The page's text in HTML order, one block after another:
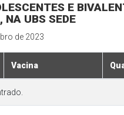
E
UBS SEDE
de 2023
Vacina